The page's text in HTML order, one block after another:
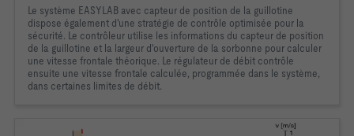
Le système EASYLAB avec capteur de position de la guillotine
dispose également d'une stratégie de contrôle optimisée pour la
sécurité. Le contrôleur utilise les informations du capteur de position
de la guillotine et la largeur d'ouverture de la sorbonne pour calculer
une vitesse frontale théorique. Le régulateur de débit contrôle
ensuite une vitesse frontale calculée, programmée dans le système,
dans certaines limites de débit.